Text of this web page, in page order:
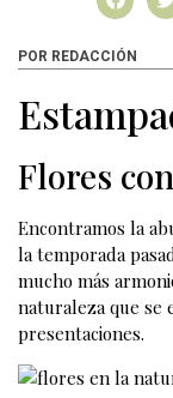
POR REDACCIÓN
Flores
Encontramos la
la temporada
mucho más
naturaleza que se
presentaciones.